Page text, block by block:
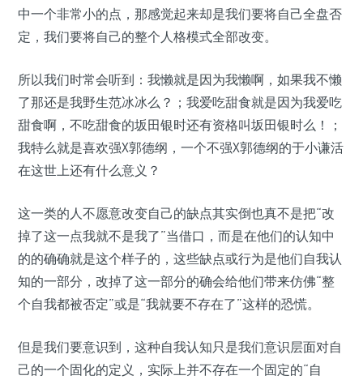
中一个非常小的点，那感觉起来却是我们要将自己全盘否
定，我们要将自己的整个人格模式全部改变。
所以我们时常会听到：我懒就是因为我懒啊，如果我不懒
了那还是我野生范冰冰么？；我爱吃甜食就是因为我爱吃
甜食啊，不吃甜食的坂田银时还有资格叫坂田银时么！；
我特么就是喜欢强X郭德纲，一个不强X郭德纲的于小谦活
在这世上还有什么意义？
这一类的人不愿意改变自己的缺点其实倒也真不是把“改
掉了这一点我就不是我了”当借口，而是在他们的认知中
的的确确就是这个样子的，这些缺点或行为是他们自我认
知的一部分，改掉了这一部分的确会给他们带来仿佛“整
个自我都被否定”或是“我就要不存在了”这样的恐慌。
但是我们要意识到，这种自我认知只是我们意识层面对自
己的一个固化的定义，实际上并不存在一个固定的“自